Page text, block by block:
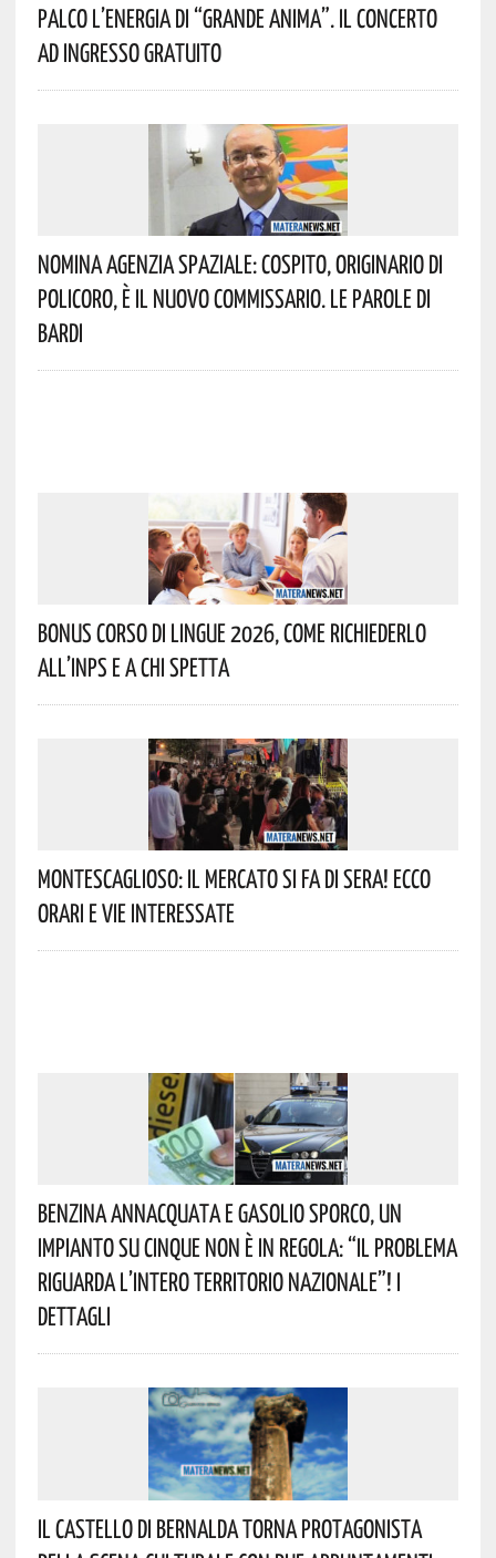
Palco L’energia Di “Grande Anima”. Il Concerto
Ad Ingresso Gratuito
Nomina Agenzia Spaziale: Cospito, Originario Di
Policoro, È Il Nuovo Commissario. Le Parole Di
Bardi
Bonus Corso Di Lingue 2026, Come Richiederlo
All’INPS E A Chi Spetta
Montescaglioso: Il Mercato Si Fa Di Sera! Ecco
Orari E Vie Interessate
Benzina Annacquata E Gasolio Sporco, Un
Impianto Su Cinque Non È In Regola: “il Problema
Riguarda L’intero Territorio Nazionale”! I
Dettagli
Il Castello Di Bernalda Torna Protagonista